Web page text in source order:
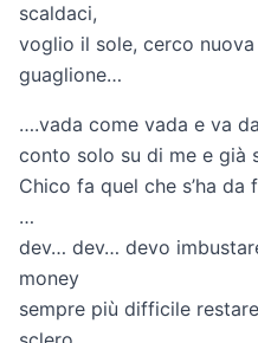
scaldaci,
voglio il sole, cerco
guaglione…
….vada come vada e va
conto solo su di me e già
Chico fa quel che s’ha da
…
dev… dev… devo
money
sempre più difficile